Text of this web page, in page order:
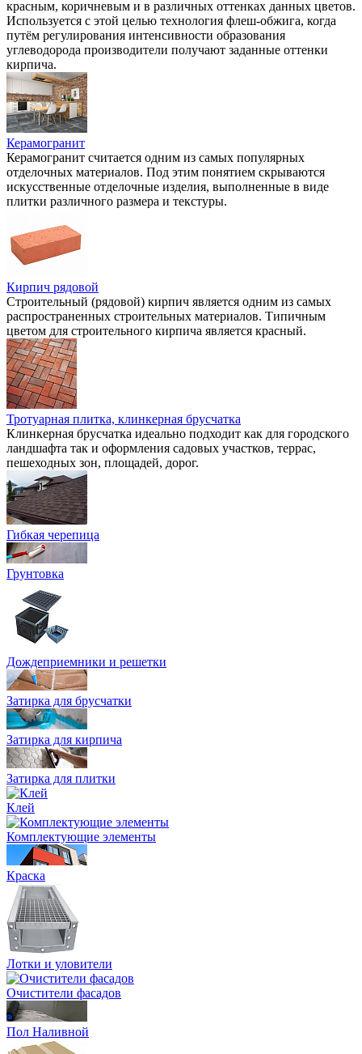
красным, коричневым и в различных оттенках данных цветов.
Используется с этой целью технология флеш-обжига, когда
путём регулирования интенсивности образования
углеводорода производители получают заданные оттенки
кирпича.
Керамогранит
Керамогранит считается одним из самых популярных
отделочных материалов. Под этим понятием скрываются
искусственные отделочные изделия, выполненные в виде
плитки различного размера и текстуры.
Кирпич рядовой
Строительный (рядовой) кирпич является одним из самых
распространенных строительных материалов. Типичным
цветом для строительного кирпича является красный.
Тротуарная плитка, клинкерная брусчатка
Клинкерная брусчатка идеально подходит как для городского
ландшафта так и оформления садовых участков, террас,
пешеходных зон, площадей, дорог.
Гибкая черепица
Грунтовка
Дождеприемники и решетки
Затирка для брусчатки
Затирка для кирпича
Затирка для плитки
Клей
Комплектующие элементы
Краска
Лотки и уловители
Очистители фасадов
Пол Наливной